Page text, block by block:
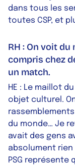
dans tous les
toutes CSP, et
RH : On voit
compris chez
un match.
HE : Le maillot
objet culturel.
du monde… Je
avait des gens
absolument rien
PSG représente